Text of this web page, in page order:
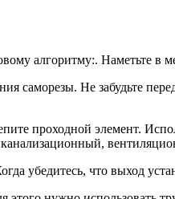
алгоритму:. Наметьте в
саморезы. Не забудьте
проходной элемент.
убедитесь, что выход